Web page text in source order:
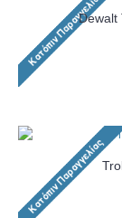
Dewalt